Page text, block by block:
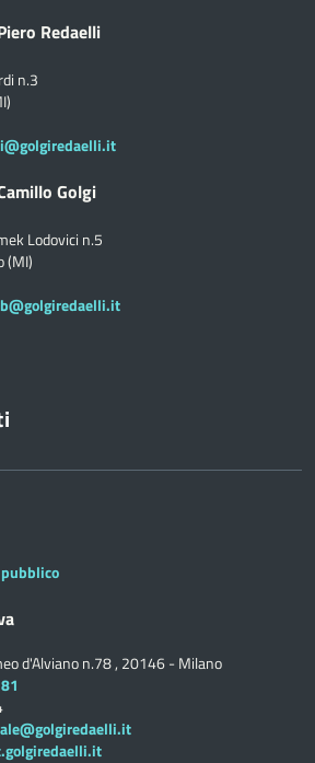
Redaelli
n.3
Golgi
Lodovici n.5
(MI)
d'Alviano n.78 , 20146 - Milano